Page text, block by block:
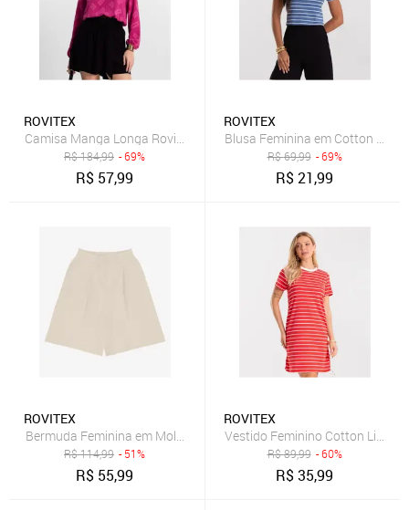
ROVITEX
Camisa Manga Longa Rovitex Rosa
R$184,99 - 69%
R$ 57,99
ROVITEX
Blusa Feminina em Cotton Leve
R$69,99 - 69%
R$21,99
ROVITEX
Bermuda Feminina em Moletinho Sarjado Rovitex Bege
R$114,99 - 51%
R$ 55,99
ROVITEX
Vestido Feminino Cotton
R$89,99 - 60%
R$35,99